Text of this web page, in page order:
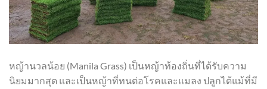
หญ้านวลน้อย (Manila Grass) เป็นหญ้าท้องถิ่นที่ได้รับความ
นิยมมากสุด และเป็นหญ้าที่ทนต่อโรคและแมลง ปลูกได้แม้ที่มี